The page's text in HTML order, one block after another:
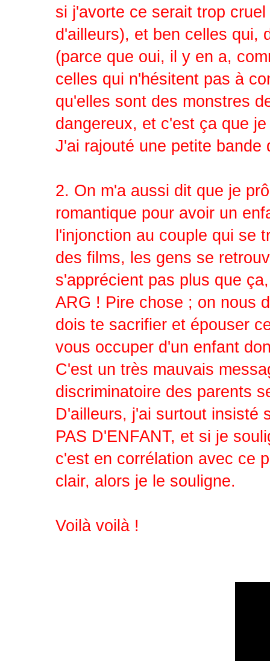
si j'avorte ce serait trop
d'ailleurs), et ben celles qui,
(parce que oui, il y en a,
celles qui n'hésitent pas à
qu'elles sont des monstres
dangereux, et c'est ça que
J'ai rajouté une petite
2. On m'a aussi dit que je
romantique pour avoir un
l'injonction au couple qui se
des films, les gens se
s'apprécient pas plus que
ARG ! Pire chose ; on nous
dois te sacrifier et épouser
vous occuper d'un enfant
C'est un très mauvais
discriminatoire des parents
D'ailleurs, j'ai surtout insisté
PAS D'ENFANT, et si je
c'est en corrélation avec ce
clair, alors je le souligne.
Voilà voilà !